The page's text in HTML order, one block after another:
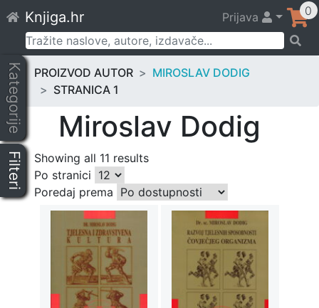
to
content
Knjiga.hr Prijava 0
Pretraži:
Kategorije
Filteri
PROIZVOD AUTOR
MIROSLAV DODIG
STRANICA 1
Miroslav Dodig
Showing all 11 results
Po stranici
Poredaj prema